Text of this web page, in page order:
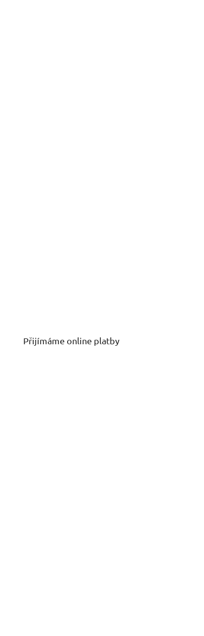
Přijímáme online platby